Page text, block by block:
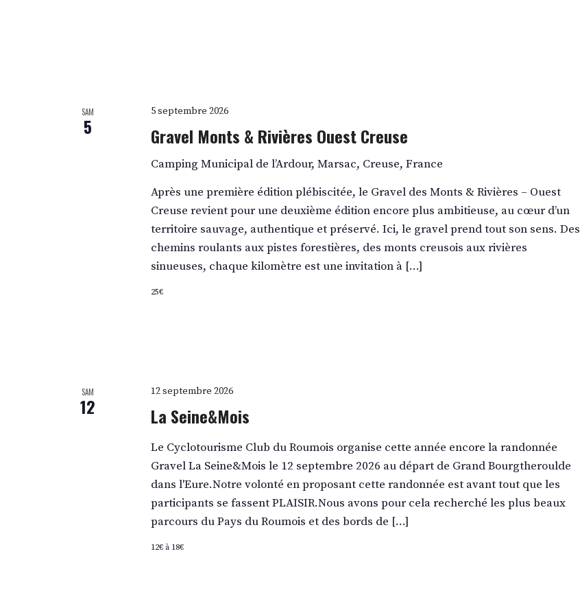
SAM
5 Gravel Monts & Rivières Ouest Creuse
5 septembre 2026
Camping Municipal de l’Ardour, Marsac, Creuse, France
Après une première édition plébiscitée, le Gravel des Monts & Rivières – Ouest
Creuse revient pour une deuxième édition encore plus ambitieuse, au cœur d’un
territoire sauvage, authentique et préservé. Ici, le gravel prend tout son sens. Des
chemins roulants aux pistes forestières, des monts creusois aux rivières
sinueuses, chaque kilomètre est une invitation à […]
25€
SAM
12 La Seine&Mois
12 septembre 2026
Le Cyclotourisme Club du Roumois organise cette année encore la randonnée
Gravel La Seine&Mois le 12 septembre 2026 au départ de Grand Bourgtheroulde
dans l'Eure.Notre volonté en proposant cette randonnée est avant tout que les
participants se fassent PLAISIR.Nous avons pour cela recherché les plus beaux
parcours du Pays du Roumois et des bords de […]
12€ à 18€